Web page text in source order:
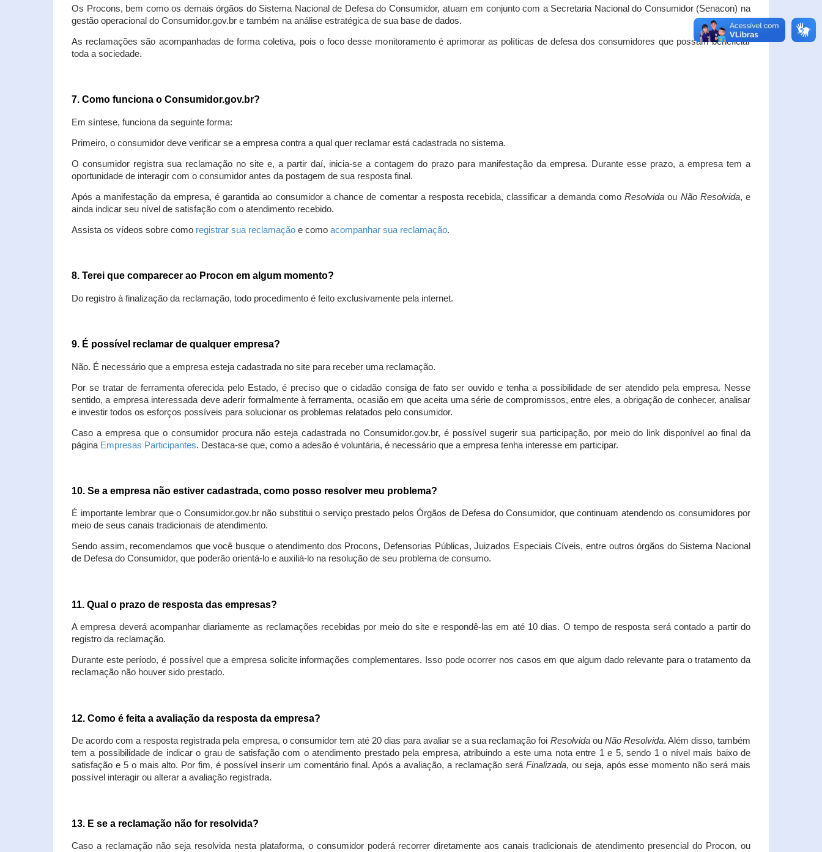
Os Procons, bem como os demais órgãos do Sistema Nacional de Defesa do Consumidor, atuam em conjunto com a Secretaria Nacional do Consumidor (Senacon) na
gestão operacional do Consumidor.gov.br e também na análise estratégica de sua base de dados.
As reclamações são acompanhadas de forma coletiva, pois o foco desse monitoramento é aprimorar as políticas de defesa dos consumidores que possam beneficiar
toda a sociedade.
7. Como funciona o Consumidor.gov.br?
Em síntese, funciona da seguinte forma:
Primeiro, o consumidor deve verificar se a empresa contra a qual quer reclamar está cadastrada no sistema.
O consumidor registra sua reclamação no site e, a partir daí, inicia-se a contagem do prazo para manifestação da empresa. Durante esse prazo, a empresa tem a
oportunidade de interagir com o consumidor antes da postagem de sua resposta final.
Após a manifestação da empresa, é garantida ao consumidor a chance de comentar a resposta recebida, classificar a demanda comoResolvida ou Não Resolvida, e
ainda indicar seu nível de satisfação com o atendimento recebido.
Assista os vídeos sobre como registrar sua reclamação e como acompanhar sua reclamação.
8. Terei que comparecer ao Procon em algum momento?
Do registro à finalização da reclamação, todo procedimento é feito exclusivamente pela internet.
9. É possível reclamar de qualquer empresa?
Não. É necessário que a empresa esteja cadastrada no site para receber uma reclamação.
Por se tratar de ferramenta oferecida pelo Estado, é preciso que o cidadão consiga de fato ser ouvido e tenha a possibilidade de ser atendido pela empresa. Nesse
sentido, a empresa interessada deve aderir formalmente à ferramenta, ocasião em que aceita uma série de compromissos, entre eles, a obrigação de conhecer, analisar
e investir todos os esforços possíveis para solucionar os problemas relatados pelo consumidor.
Caso a empresa que o consumidor procura não esteja cadastrada no Consumidor.gov.br, é possível sugerir sua participação, por meio do link disponível ao final da
página Empresas Participantes. Destaca-se que, como a adesão é voluntária, é necessário que a empresa tenha interesse em participar.
10. Se a empresa não estiver cadastrada, como posso resolver meu problema?
É importante lembrar que o Consumidor.gov.br não substitui o serviço prestado pelos Órgãos de Defesa do Consumidor, que continuam atendendo os consumidores por
meio de seus canais tradicionais de atendimento.
Sendo assim, recomendamos que você busque o atendimento dos Procons, Defensorias Públicas, Juizados Especiais Cíveis, entre outros órgãos do Sistema Nacional
de Defesa do Consumidor, que poderão orientá-lo e auxiliá-lo na resolução de seu problema de consumo.
11. Qual o prazo de resposta das empresas?
A empresa deverá acompanhar diariamente as reclamações recebidas por meio do site e respondê-las em até 10 dias. O tempo de resposta será contado a partir do
registro da reclamação.
Durante este período, é possível que a empresa solicite informações complementares. Isso pode ocorrer nos casos em que algum dado relevante para o tratamento da
reclamação não houver sido prestado.
12. Como é feita a avaliação da resposta da empresa?
De acordo com a resposta registrada pela empresa, o consumidor tem até 20 dias para avaliar se a sua reclamação foi Resolvidaou Não Resolvida. Além disso, também
tem a possibilidade de indicar o grau de satisfação com o atendimento prestado pela empresa, atribuindo a este uma nota entre 1 e 5, sendo 1 o nível mais baixo de
satisfação e 5 o mais alto. Por fim, é possível inserir um comentário final. Após a avaliação, a reclamação será Finalizada, ou seja, após esse momento não será mais
possível interagir ou alterar a avaliação registrada.
13. E se a reclamação não for resolvida?
Caso a reclamação não seja resolvida nesta plataforma, o consumidor poderá recorrer diretamente aos canais tradicionais de atendimento presencial do Procon, ou